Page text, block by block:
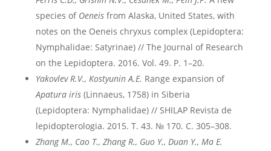
species of Oeneisfrom Alaska, United States, with
notes on the Oeneis chryxus complex (Lepidoptera:
Nymphalidae: Satyrinae) // The Journal of Research
on the Lepidoptera. 2016. Vol. 49. P. 1–20.
Yakovlev R.V., Kostyunin A.E. Range expansion of
Apatura iris(Linnaeus, 1758) in Siberia
(Lepidoptera: Nymphalidae) // SHILAP Revista de
lepidopterologia. 2015. Т. 43. № 170. С. 305–308.
Zhang M., Cao T., Zhang R., Guo Y., Duan Y., Ma E.